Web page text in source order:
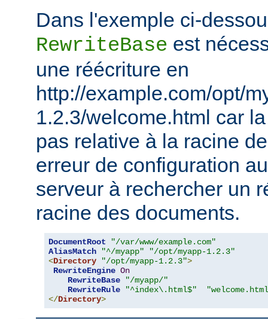
Dans l'exemple ci-
RewriteBase est
une réécriture en
http://example.com/opt/
1.2.3/welcome.html car
pas relative à la racine
erreur de configuration
serveur à rechercher un
racine des documents.
DocumentRoot
"/var/www/example.com"
AliasMatch
"^/myapp"
"/opt/myapp-1.2.3"
<Directory "/opt/myapp-1.2.3">
RewriteEngine On
RewriteBase
"/myapp/"
RewriteRule
"^index\.html$"
</Directory>